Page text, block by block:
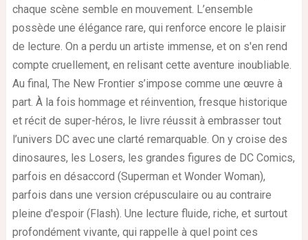
chaque scène semble en mouvement. L’ensemble
possède une élégance rare, qui renforce encore le plaisir
de lecture. On a perdu un artiste immense, et on s'en rend
compte cruellement, en relisant cette aventure inoubliable.
Au final, The New Frontier s’impose comme une œuvre à
part. À la fois hommage et réinvention, fresque historique
et récit de super-héros, le livre réussit à embrasser tout
l’univers DC avec une clarté remarquable. On y croise des
dinosaures, les Losers, les grandes figures de DC Comics,
parfois en désaccord (Superman et Wonder Woman),
parfois dans une version crépusculaire ou au contraire
pleine d'espoir (Flash). Une lecture fluide, riche, et surtout
profondément vivante, qui rappelle à quel point ces